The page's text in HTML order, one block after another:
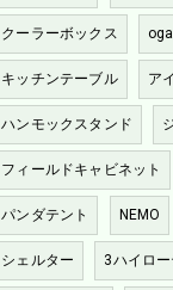
クーラーボックス
キッチンテーブル ア
ハンモックスタンド
フィールドキャビネット
パンダテント NEMO
シェルター 3ハイロ